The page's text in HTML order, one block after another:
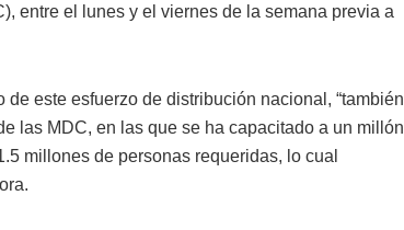
entre el lunes y el viernes de la semana previa a
este esfuerzo de distribución nacional, “también
las MDC, en las que se ha capacitado a un millón
millones de personas requeridas, lo cual